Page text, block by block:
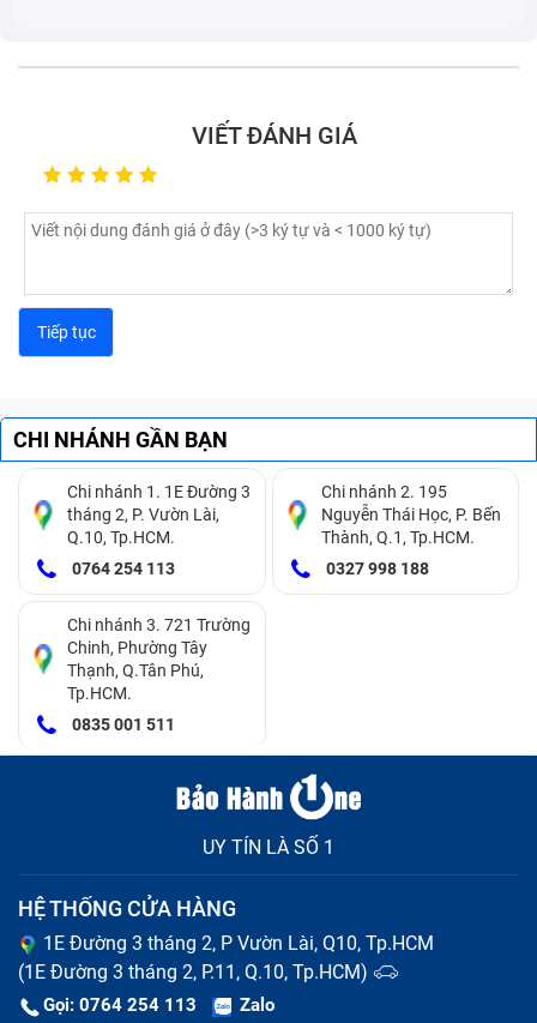
Khi nào nên thay mặt kính
Bạn chỉ cần thay mặt kính của Xiaomi 11T Pro khi mặt
kính gặp tình trạng như sau:
Bị nứt vỡ.
Bị trầy xước, dùng cảm ứng không mượt.
VIẾT ĐÁNH GIÁ
CHI NHÁNH GẦN BẠN
Chi nhánh 1. 1E Đường 3
tháng 2, P. Vườn Lài,
Q.10, Tp.HCM.
0764 254 113
Chi nhánh 2. 195
Nguyễn Thái Học, P. Bến
Thành, Q.1, Tp.HCM.
0327 998 188
Chi nhánh 3. 721 Trường
Chinh, Phường Tây
Thạnh, Q.Tân Phú,
Tp.HCM.
0835 001 511
UY TÍN LÀ SỐ 1
HỆ THỐNG CỬA HÀNG
1E Đường 3 tháng 2, P Vườn Lài, Q10, Tp.HCM
(1E Đường 3 tháng 2, P.11, Q.10, Tp.HCM)
Gọi: 0764 254 113 Zalo